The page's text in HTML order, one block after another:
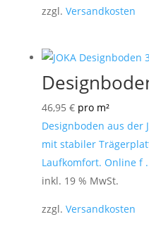
zzgl. Versandkosten
46,95 € pro m²
Designboden aus der
mit stabiler
Laufkomfort. Online f
inkl. 19 % MwSt.
zzgl. Versandkosten